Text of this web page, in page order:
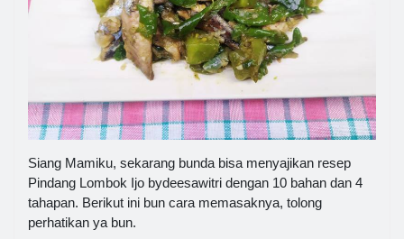
Siang Mamiku, sekarang bunda bisa menyajikan resep
Pindang Lombok Ijo bydeesawitri dengan 10 bahan dan 4
tahapan. Berikut ini bun cara memasaknya, tolong
perhatikan ya bun.